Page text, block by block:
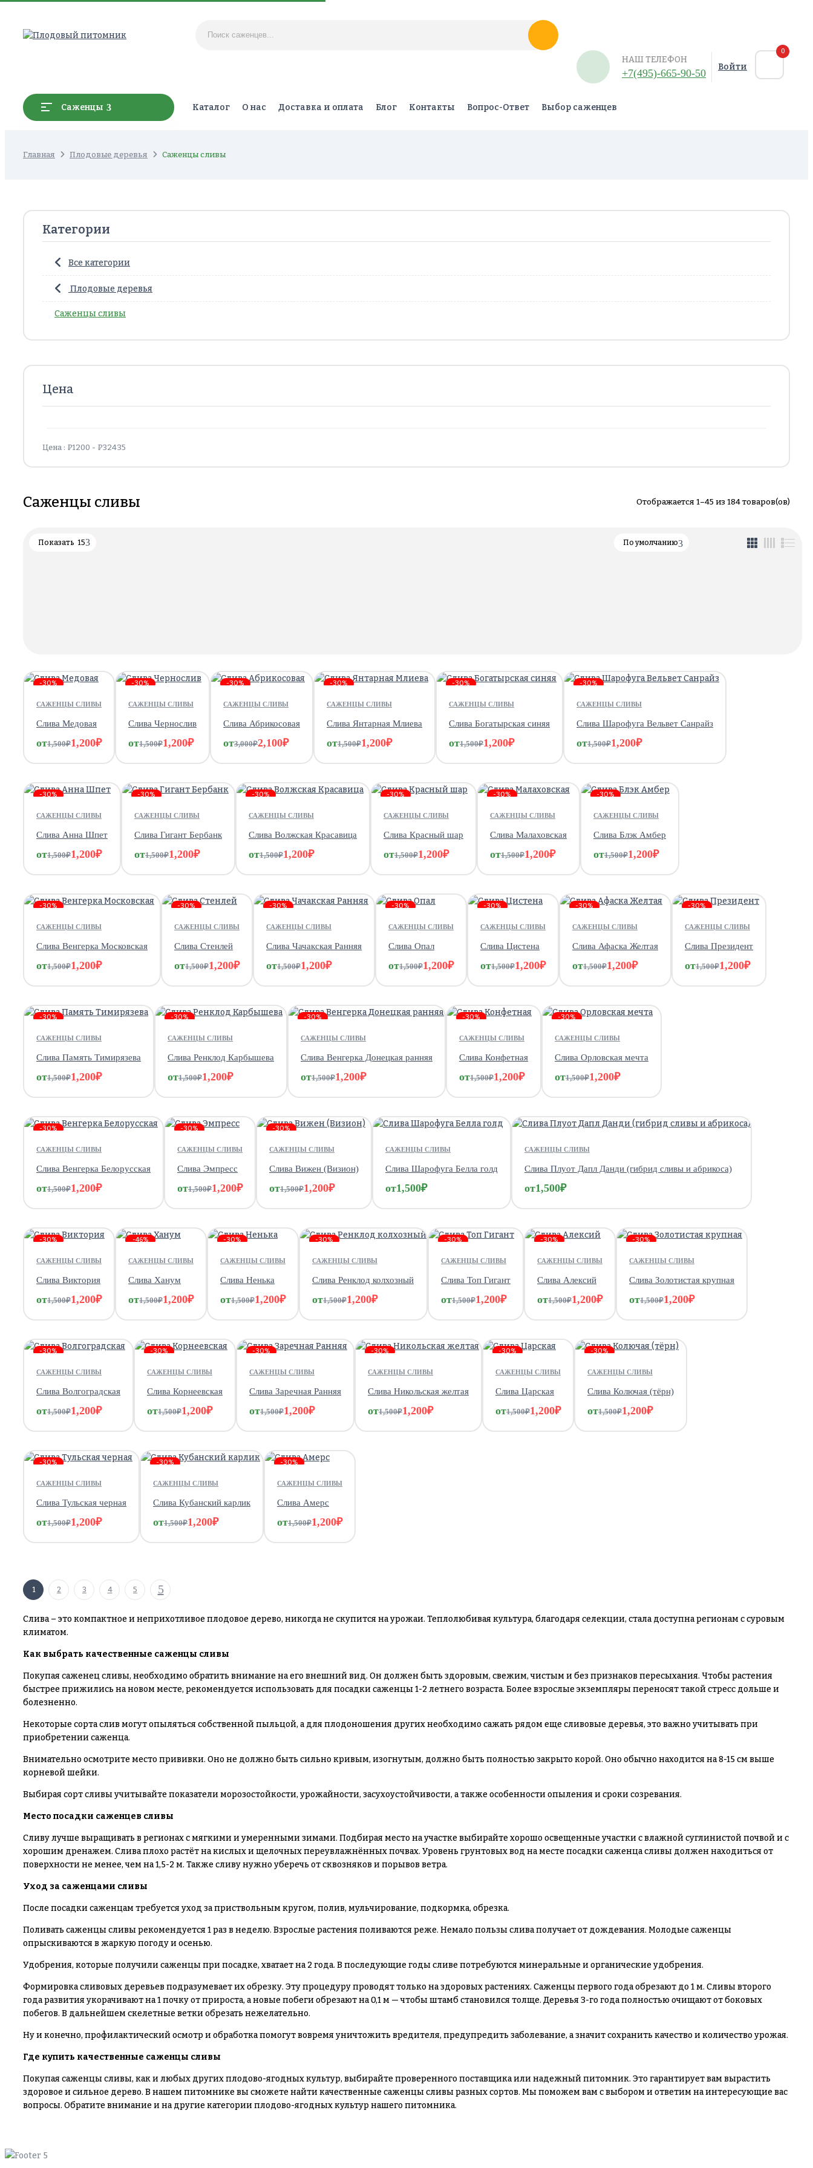
НАШ ТЕЛЕФОН
+7(495)-665-90-50
Войти
0
Саженцы Каталог О нас Доставка и оплата Блог Контакты Вопрос-Ответ Выбор саженцев
Главная Плодовые деревья Саженцы сливы
Категории
Все категории
Плодовые деревья
Саженцы сливы
Цена
Цена : ₽1200 - ₽32435
Саженцы сливы Отображается 1–45 из 184 товаров(ов)
По умолчанию
Показать 15
-30%
САЖЕНЦЫ СЛИВЫ
Слива Медовая
от1,500₽1,200₽
-30%
САЖЕНЦЫ СЛИВЫ
Слива Чернослив
от1,500₽1,200₽
-30%
САЖЕНЦЫ СЛИВЫ
Слива Абрикосовая
от3,000₽2,100₽
-30%
САЖЕНЦЫ СЛИВЫ
Слива Янтарная Млиева
от1,500₽1,200₽
-30%
САЖЕНЦЫ СЛИВЫ
Слива Богатырская синяя
от1,500₽1,200₽
-30%
САЖЕНЦЫ СЛИВЫ
Слива Шарофуга Вельвет Санрайз
от1,500₽1,200₽
-30%
САЖЕНЦЫ СЛИВЫ
Слива Анна Шпет
от1,500₽1,200₽
-30%
САЖЕНЦЫ СЛИВЫ
Слива Гигант Бербанк
от1,500₽1,200₽
-30%
САЖЕНЦЫ СЛИВЫ
Слива Волжская Красавица
от1,500₽1,200₽
-30%
САЖЕНЦЫ СЛИВЫ
Слива Красный шар
от1,500₽1,200₽
-30%
САЖЕНЦЫ СЛИВЫ
Слива Малаховская
от1,500₽1,200₽
-30%
САЖЕНЦЫ СЛИВЫ
Слива Блэк Амбер
от1,500₽1,200₽
-30%
САЖЕНЦЫ СЛИВЫ
Слива Венгерка Московская
от1,500₽1,200₽
-30%
САЖЕНЦЫ СЛИВЫ
Слива Стенлей
от1,500₽1,200₽
-30%
САЖЕНЦЫ СЛИВЫ
Слива Чачакская Ранняя
от1,500₽1,200₽
-30%
САЖЕНЦЫ СЛИВЫ
Слива Опал
от1,500₽1,200₽
-30%
САЖЕНЦЫ СЛИВЫ
Слива Цистена
от1,500₽1,200₽
-30%
САЖЕНЦЫ СЛИВЫ
Слива Афаска Желтая
от1,500₽1,200₽
-30%
САЖЕНЦЫ СЛИВЫ
Слива Президент
от1,500₽1,200₽
-30%
САЖЕНЦЫ СЛИВЫ
Слива Память Тимирязева
от1,500₽1,200₽
-30%
САЖЕНЦЫ СЛИВЫ
Слива Ренклод Карбышева
от1,500₽1,200₽
-30%
САЖЕНЦЫ СЛИВЫ
Слива Венгерка Донецкая ранняя
от1,500₽1,200₽
-30%
САЖЕНЦЫ СЛИВЫ
Слива Конфетная
от1,500₽1,200₽
-30%
САЖЕНЦЫ СЛИВЫ
Слива Орловская мечта
от1,500₽1,200₽
-30%
САЖЕНЦЫ СЛИВЫ
Слива Венгерка Белорусская
от1,500₽1,200₽
-30%
САЖЕНЦЫ СЛИВЫ
Слива Эмпресс
от1,500₽1,200₽
-30%
САЖЕНЦЫ СЛИВЫ
Слива Вижен (Визион)
от1,500₽1,200₽
САЖЕНЦЫ СЛИВЫ
Слива Шарофуга Белла голд
от1,500₽
САЖЕНЦЫ СЛИВЫ
Слива Плуот Дапл Данди (гибрид сливы и абрикоса)
от1,500₽
-30%
САЖЕНЦЫ СЛИВЫ
Слива Виктория
от1,500₽1,200₽
-46%
САЖЕНЦЫ СЛИВЫ
Слива Ханум
от1,500₽1,200₽
-30%
САЖЕНЦЫ СЛИВЫ
Слива Ненька
от1,500₽1,200₽
-30%
САЖЕНЦЫ СЛИВЫ
Слива Ренклод колхозный
от1,500₽1,200₽
-30%
САЖЕНЦЫ СЛИВЫ
Слива Топ Гигант
от1,500₽1,200₽
-30%
САЖЕНЦЫ СЛИВЫ
Слива Алексий
от1,500₽1,200₽
-30%
САЖЕНЦЫ СЛИВЫ
Слива Золотистая крупная
от1,500₽1,200₽
-30%
САЖЕНЦЫ СЛИВЫ
Слива Волгоградская
от1,500₽1,200₽
-30%
САЖЕНЦЫ СЛИВЫ
Слива Корнеевская
от1,500₽1,200₽
-30%
САЖЕНЦЫ СЛИВЫ
Слива Заречная Ранняя
от1,500₽1,200₽
-30%
САЖЕНЦЫ СЛИВЫ
Слива Никольская желтая
от1,500₽1,200₽
-30%
САЖЕНЦЫ СЛИВЫ
Слива Царская
от1,500₽1,200₽
-30%
САЖЕНЦЫ СЛИВЫ
Слива Колючая (тёрн)
от1,500₽1,200₽
-30%
САЖЕНЦЫ СЛИВЫ
Слива Тульская черная
от1,500₽1,200₽
-30%
САЖЕНЦЫ СЛИВЫ
Слива Кубанский карлик
от1,500₽1,200₽
-30%
САЖЕНЦЫ СЛИВЫ
Слива Амерс
от1,500₽1,200₽
1 2 3 4 5
Слива – это компактное и неприхотливое плодовое дерево, никогда не скупится на урожаи. Теплолюбивая культура, благодаря селекции, стала доступна регионам с суровым
климатом.
Как выбрать качественные саженцы сливы
Покупая саженец сливы, необходимо обратить внимание на его внешний вид. Он должен быть здоровым, свежим, чистым и без признаков пересыхания. Чтобы растения
быстрее прижились на новом месте, рекомендуется использовать для посадки саженцы 1-2 летнего возраста. Более взрослые экземпляры переносят такой стресс дольше и
болезненно.
Некоторые сорта слив могут опыляться собственной пыльцой, а для плодоношения других необходимо сажать рядом еще сливовые деревья, это важно учитывать при
приобретении саженца.
Внимательно осмотрите место прививки. Оно не должно быть сильно кривым, изогнутым, должно быть полностью закрыто корой. Оно обычно находится на 8-15 см выше
корневой шейки.
Выбирая сорт сливы учитывайте показатели морозостойкости, урожайности, засухоустойчивости, а также особенности опыления и сроки созревания.
Место посадки саженцев сливы
Сливу лучше выращивать в регионах с мягкими и умеренными зимами. Подбирая место на участке выбирайте хорошо освещенные участки с влажной суглинистой почвой и с
хорошим дренажем. Слива плохо растёт на кислых и щелочных переувлажнённых почвах. Уровень грунтовых вод на месте посадки саженца сливы должен находиться от
поверхности не менее, чем на 1,5-2 м. Также сливу нужно уберечь от сквозняков и порывов ветра.
Уход за саженцами сливы
После посадки саженцам требуется уход за приствольным кругом, полив, мульчирование, подкормка, обрезка.
Поливать саженцы сливы рекомендуется 1 раз в неделю. Взрослые растения поливаются реже. Немало пользы слива получает от дождевания. Молодые саженцы
опрыскиваются в жаркую погоду и осенью.
Удобрения, которые получили саженцы при посадке, хватает на 2 года. В последующие годы сливе потребуются минеральные и органические удобрения.
Формировка сливовых деревьев подразумевает их обрезку. Эту процедуру проводят только на здоровых растениях. Саженцы первого года обрезают до 1 м. Сливы второго
года развития укорачивают на 1 почку от прироста, а новые побеги обрезают на 0,1 м — чтобы штамб становился толще. Деревья 3-го года полностью очищают от боковых
побегов. В дальнейшем скелетные ветки обрезать нежелательно.
Ну и конечно, профилактический осмотр и обработка помогут вовремя уничтожить вредителя, предупредить заболевание, а значит сохранить качество и количество урожая.
Где купить качественные саженцы сливы
Покупая саженцы сливы, как и любых других плодово-ягодных культур, выбирайте проверенного поставщика или надежный питомник. Это гарантирует вам вырастить
здоровое и сильное дерево. В нашем питомнике вы сможете найти качественные саженцы сливы разных сортов. Мы поможем вам с выбором и ответим на интересующие вас
вопросы. Обратите внимание и на другие категории плодово-ягодных культур нашего питомника.